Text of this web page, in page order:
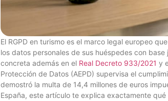
El RGPD en turismo es el marco legal europeo
los datos personales de sus huéspedes con
concreta además en el Real Decreto 933/2021 y
Protección de Datos (AEPD) supervisa el
demostró la multa de 14,4 millones de euros
España, este artículo te explica exactamente